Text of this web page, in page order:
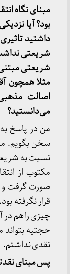
مبنای نگاه
بود؟ آیا
داشتید
شریعتی نداشت
شریعتی
مثلا همچون
اصالت
می‌دانستید؟
من در پاسخ
سخن بگویم.
نسبت به
مکتوب از
صورت گرفت و
قرار نگرفته
چیزی را هم در
حجتیه
نقدی نداشتم.
پس مبنای